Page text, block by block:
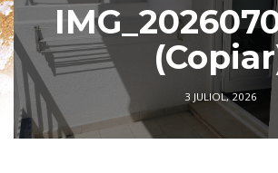
3 JULIOL, 2026